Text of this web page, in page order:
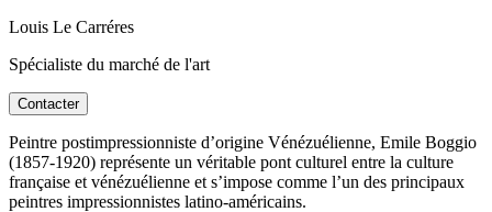
Louis Le Carréres
Spécialiste du marché de l'art
Contacter
Peintre postimpressionniste d’origine Vénézuélienne, Emile Boggio
(1857-1920) représente un véritable pont culturel entre la culture
française et vénézuélienne et s’impose comme l’un des principaux
peintres impressionnistes latino-américains.